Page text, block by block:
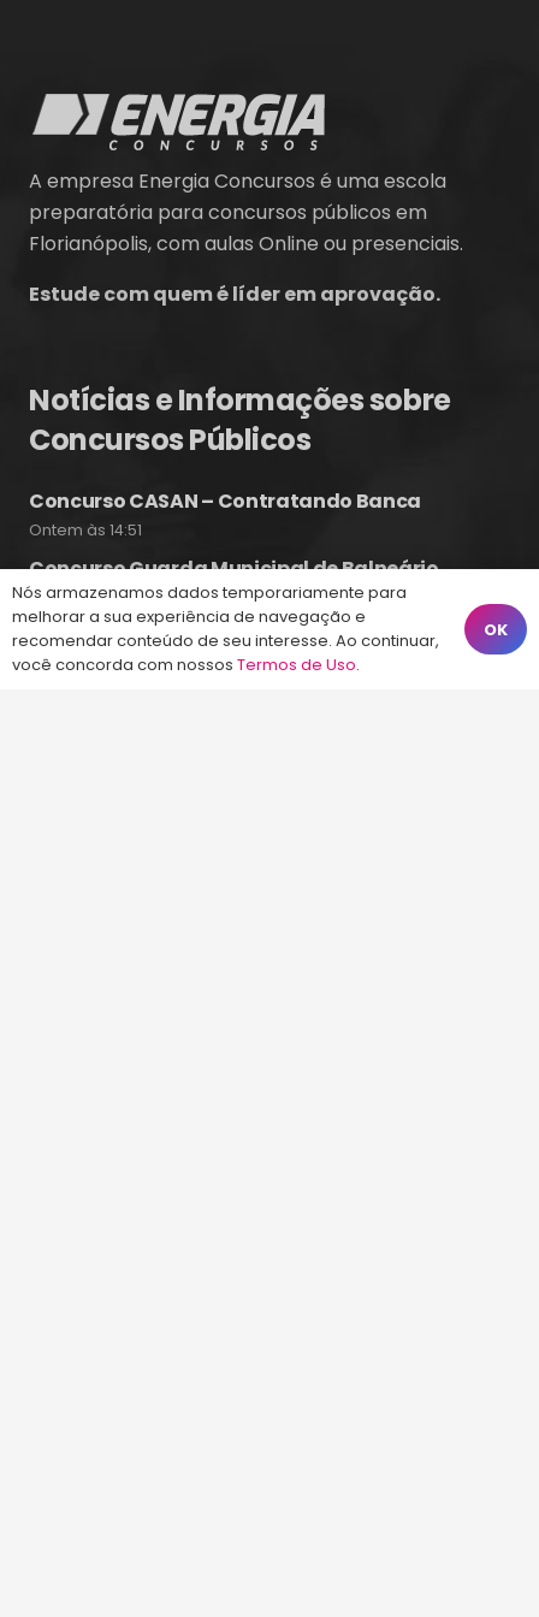
A empresa Energia Concursos é uma escola
preparatória para concursos públicos em
Florianópolis, com aulas Online ou presenciais.
Estude com quem é líder em aprovação.
Notícias e Informações sobre
Concursos Públicos
Concurso CASAN – Contratando Banca
Ontem às 14:51
Concurso Guarda Municipal de Balneário
Camboriú 2026
Ontem às 10:17
Concursos SC – Editais abertos
Nós armazenamos dados temporariamente para
melhorar a sua experiência de navegação e
recomendar conteúdo de seu interesse. Ao continuar,
você concorda com nossos Termos de Uso.
OK